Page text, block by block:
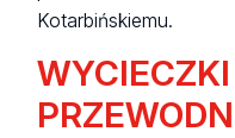
Kotarbińskiemu.